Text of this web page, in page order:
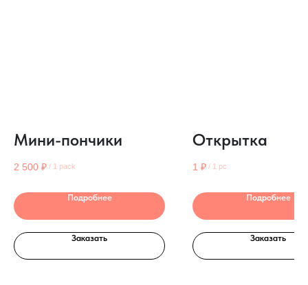
Мини-пончики
2 500 ₽ / 1 pack
Подробнее
Заказать
Открытка
1 ₽ / 1 pc
Подробнее
Заказать